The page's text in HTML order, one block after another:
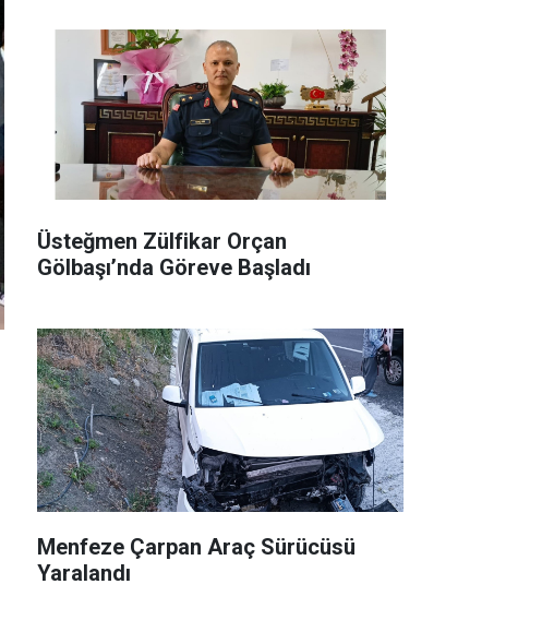
Üsteğmen Zülfikar Orçan
Gölbaşı’nda Göreve Başladı
Menfeze Çarpan Araç Sürücüsü
Yaralandı